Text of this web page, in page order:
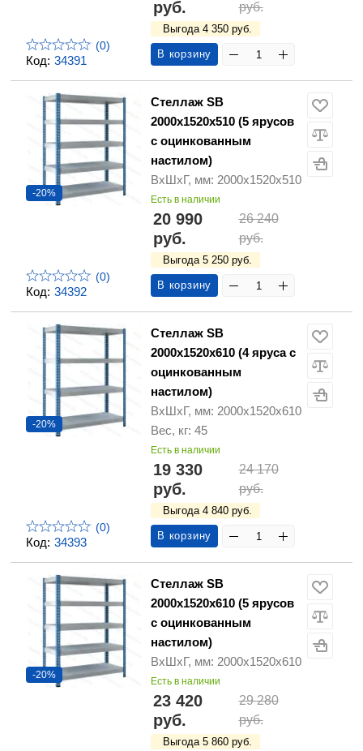
Код: 34391
(0)
руб.
руб.
Выгода 4 350 руб.
В корзину
Код: 34392
-20%
(0)
Стеллаж SB
2000х1520х510 (5 ярусов
с оцинкованным
настилом)
ВхШхГ, мм: 2000х1520х510
Есть в наличии
20 990
руб.
26 240
руб.
Выгода 5 250 руб.
В корзину
Код: 34393
-20%
(0)
Стеллаж SB
2000х1520х610 (4 яруса с
оцинкованным
настилом)
ВхШхГ, мм: 2000х1520х610
Вес, кг: 45
Есть в наличии
19 330
руб.
24 170
руб.
Выгода 4 840 руб.
В корзину
-20%
Стеллаж SB
2000х1520х610 (5 ярусов
с оцинкованным
настилом)
ВхШхГ, мм: 2000х1520х610
Есть в наличии
23 420
руб.
29 280
руб.
Выгода 5 860 руб.